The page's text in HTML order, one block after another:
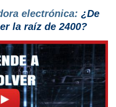
electrónica: ¿De
la raíz de 2400?